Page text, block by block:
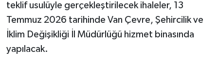
teklif usulüyle gerçekleştirilecek ihaleler, 13
Temmuz 2026 tarihinde Van Çevre, Şehircilik ve
İklim Değişikliği İl Müdürlüğü hizmet binasında
yapılacak.